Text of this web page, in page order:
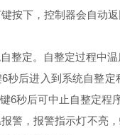
按下，控制器会自动
整定。自整定过程中
秒后进入到系统自整
6秒后可中止自整定程
警，报警指示灯不亮